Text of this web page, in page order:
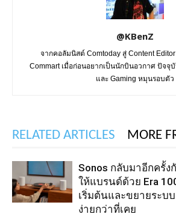
@KBenZ
จากคอลัมนิสต์ Comtoday สู่ Content
Commart เมื่อก่อนอยากเป็นนักบินอวกาศ ปัจจุ
และ Gaming หมุนรอบตัว
RELATED ARTICLES MORE
Sonos กลับมาอีกครั้ง
ให้แบรนด์ด้วย Era
เริ่มต้นและขยายระบบ
ง่ายกว่าที่เคย